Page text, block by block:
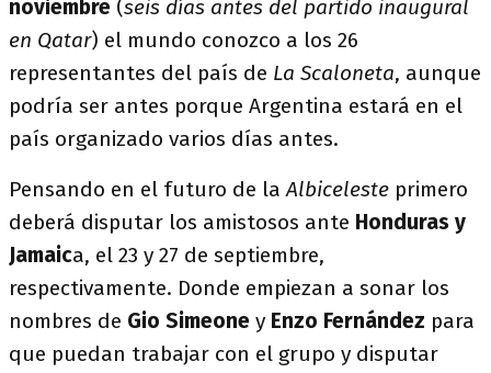
noviembre (seis días antes del partido inaugural
en Qatar) el mundo conozco a los 26
representantes del país de La Scaloneta, aunque
podría ser antes porque Argentina estará en el
país organizado varios días antes.
Pensando en el futuro de la Albiceleste primero
deberá disputar los amistosos ante Honduras y
Jamaica, el 23 y 27 de septiembre,
respectivamente. Donde empiezan a sonar los
nombres de Gio Simeone y Enzo Fernández para
que puedan trabajar con el grupo y disputar